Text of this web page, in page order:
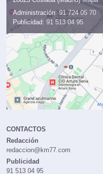
Administración: 91 724 05 70
Publicidad: 91 513 04 95
CONTACTOS
Redacción
redaccion@km77.com
Publicidad
91 513 04 95